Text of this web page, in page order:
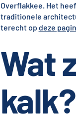
Overflakkee. Het
traditionele
terecht op deze
Wat
kalk?